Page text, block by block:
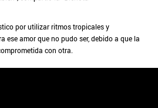
por utilizar ritmos tropicales y
ese amor que no pudo ser, debido a que la
con otra.